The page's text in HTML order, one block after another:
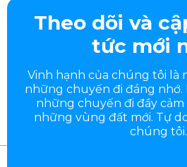
Theo dõi và
tức mới
Vinh hạnh của chúng tôi là
những chuyến đi đáng nhớ.
những chuyến đi đầycảm
những vùng đất mới. Tự
chúng tôi.